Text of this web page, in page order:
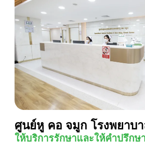
ศูนย์หู คอ จมูก โรงพยาบ
ให้บริการรักษาและให้คำปรึก